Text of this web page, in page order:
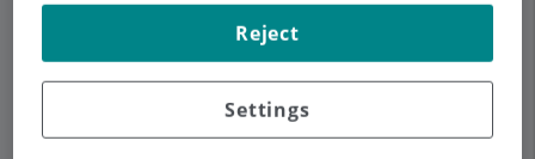
frenar...
Previene o frena la miopía
Settings
Reject